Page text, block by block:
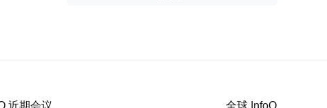
近期会议 全球 InfoQ